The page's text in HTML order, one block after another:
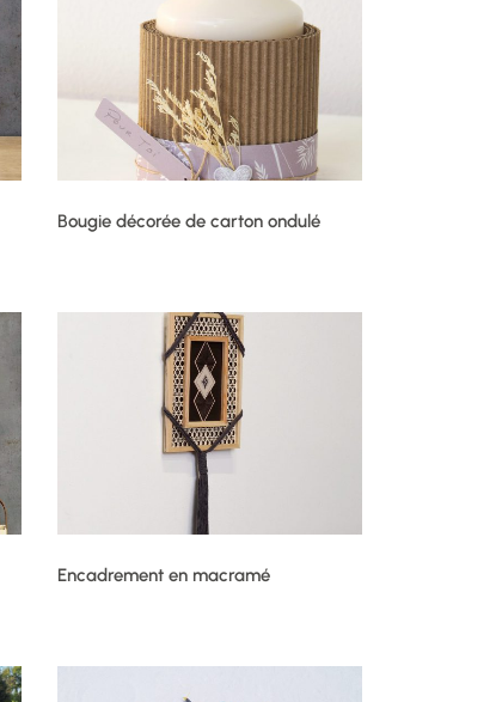
Bougie décorée de carton ondulé
Encadrement en macramé